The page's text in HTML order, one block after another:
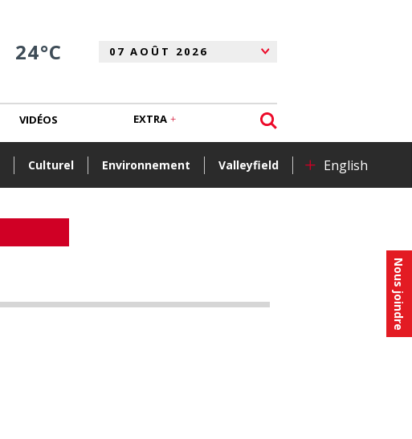
Nous joindre
24°C
Culturel Environnement Valleyfield + English
VIDÉOS EXTRA